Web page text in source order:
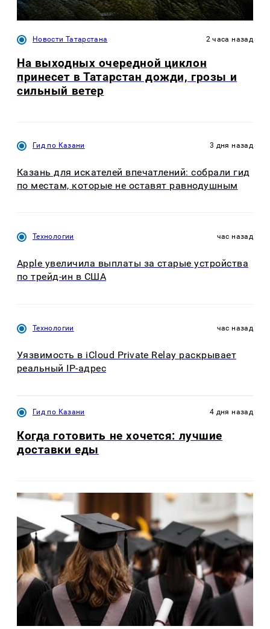
Новости Татарстана 2 часа назад
На выходных очередной циклон
принесет в Татарстан дожди, грозы и
сильный ветер
Гид по Казани 3 дня назад
Казань для искателей впечатлений: собрали гид
по местам, которые не оставят равнодушным
Технологии час назад
Apple увеличила выплаты за старые устройства
по трейд-ин в США
Технологии час назад
Уязвимость в iCloud Private Relay раскрывает
реальный IP-адрес
Гид по Казани 4 дня назад
Когда готовить не хочется: лучшие
доставки еды